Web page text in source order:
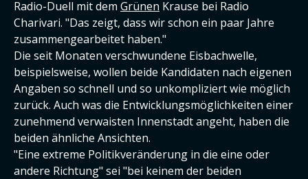
Radio-Duell mit dem Grünen Krause bei Radio
Charivari. "Das zeigt, dass wir schon ein paar Jahre
zusammengearbeitet haben."
Die seit Monaten verschwundene Eisbachwelle,
beispielsweise, wollen beide Kandidaten nach eigenen
Angaben so schnell und so unkompliziert wie möglich
zurück. Auch was die Entwicklungsmöglichkeiten einer
zunehmend verwaisten Innenstadt angeht, haben die
beiden ähnliche Ansichten.
"Eine extreme Politikveränderung in die eine oder
andere Richtung" sei "bei keinem der beiden